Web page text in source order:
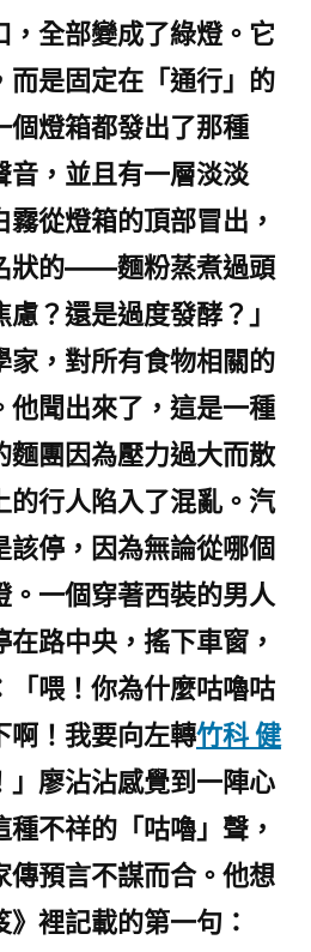
，全部變成了綠燈。它
而是固定在「通行」的
個燈箱都發出了那種
音，並且有一層淡淡
從燈箱的頂部冒出，
狀的——麵粉蒸煮過頭
？還是過度發酵？」
家，對所有食物相關的
他聞出來了，這是一種
麵團因為壓力過大而散
的行人陷入了混亂。汽
該停，因為無論從哪個
。一個穿著西裝的男人
路中央，搖下車窗，
「喂！你為什麼咕嚕咕
啊！我要向左轉竹科 健
」廖沾沾感覺到一陣心
不祥的「咕嚕」聲，
傳預言不謀而合。他想
裡記載的第一句：